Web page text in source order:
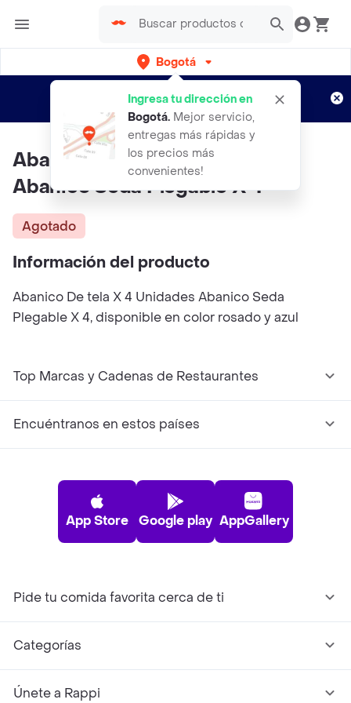
Bogotá
Ingresa tu dirección en
Bogotá. Mejor servicio,
entregas más rápidas y
los precios más
convenientes!
envíos gratis por semanas
Aplican TyC
Abanico De Tela X 4 Unidades
Abanico Seda Plegable X 4
Agotado
Información del producto
Abanico De tela X 4 Unidades Abanico Seda
Plegable X 4, disponible en color rosado y azul
Top Marcas y Cadenas de Restaurantes
Encuéntranos en estos países
App Store Google play AppGallery
Pide tu comida favorita cerca de ti
Categorías
Únete a Rappi